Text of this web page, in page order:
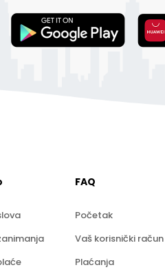
FAQ
Početak
Vaš korisnički račun
Plaćanja